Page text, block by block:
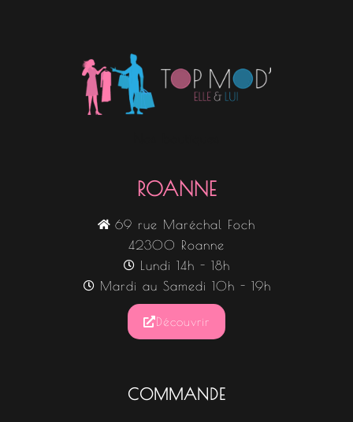
ROANNE
69 rue Maréchal Foch
42300 Roanne
Lundi 14h - 18h
Mardi au Samedi 10h - 19h
Découvrir
COMMANDE